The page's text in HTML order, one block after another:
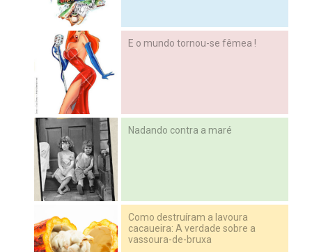
E o mundo tornou-se fêmea !
Nadando contra a maré
Como destruíram a lavoura
cacaueira: A verdade sobre a
vassoura-de-bruxa